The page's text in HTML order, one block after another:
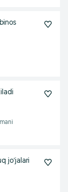
joʻjalari